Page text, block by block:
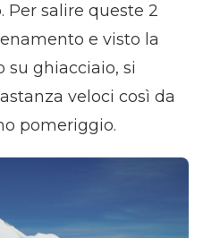
Per salire queste 2
e visto la
su ghiacciaio, si
veloci così da
pomeriggio.